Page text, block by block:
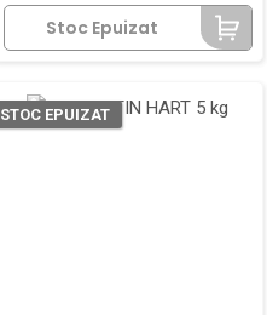
Stoc Epuizat
STOC EPUIZAT